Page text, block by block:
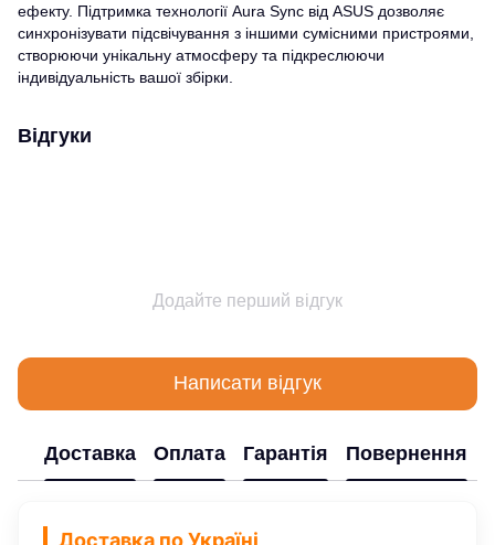
ефекту. Підтримка технології Aura Sync від ASUS дозволяє
синхронізувати підсвічування з іншими сумісними пристроями,
створюючи унікальну атмосферу та підкреслюючи
індивідуальність вашої збірки.
Відгуки
Додайте перший відгук
Написати відгук
Доставка Оплата Гарантія Повернення
Доставка по Україні